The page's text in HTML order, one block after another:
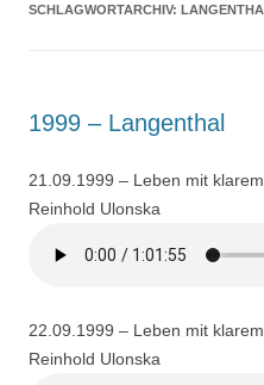
SCHLAGWORTARCHIV:
1999 – Langenthal
21.09.1999 – Leben mit
Reinhold Ulonska
22.09.1999 – Leben mit
Reinhold Ulonska